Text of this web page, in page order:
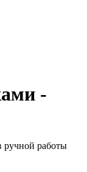
-
ручной работы